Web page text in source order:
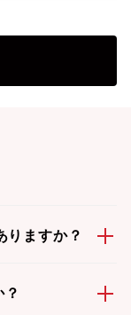
りますか？